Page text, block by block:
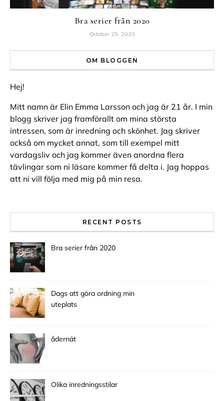
Bra serier från 2020
October 29, 2020
OM BLOGGEN
Hej!
Mitt namn är Elin Emma Larsson och jag är 21 år. I min
blogg skriver jag framförallt om mina största
intressen, som är inredning och skönhet. Jag skriver
också om mycket annat, som till exempel mitt
vardagsliv och jag kommer även anordna flera
tävlingar som ni läsare kommer få delta i. Jag hoppas
att ni vill följa med mig på min resa.
RECENT POSTS
Bra serier från 2020
Dags att göra ordning min
uteplats
ådernät
Olika inredningsstilar